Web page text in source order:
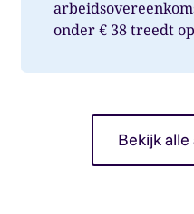
onder € 38 treedt
Bekijk